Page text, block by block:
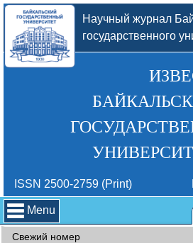
Научный журнал
государственного
ISSN 2500-2759 (Print)
Menu
Свежий номер